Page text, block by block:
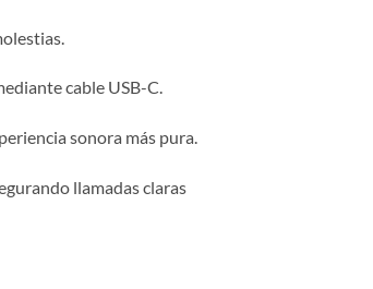
cable USB-C.
sonora más pura.
llamadas claras